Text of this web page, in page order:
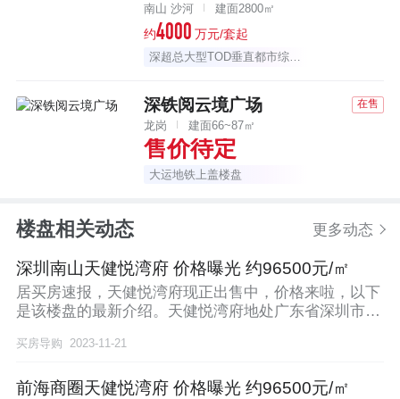
南山 沙河 建面2800㎡
约4000 万元/套起
深超总大型TOD垂直都市综合体
深铁阅云境广场 在售
龙岗 建面66~87㎡
售价待定
大运地铁上盖楼盘
楼盘相关动态 更多动态
深圳南山天健悦湾府 价格曝光 约96500元/㎡
居买房速报，天健悦湾府现正出售中，价格来啦，以下
是该楼盘的最新介绍。天健悦湾府地处广东省深圳市南
买房导购 2023-11-21
前海商圈天健悦湾府 价格曝光 约96500元/㎡